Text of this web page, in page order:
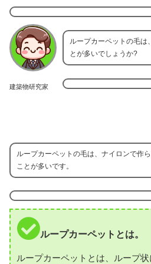
建築物研究家
ループカーペットの毛は
とが多いでしょうか?
ループカーペットの毛は、ナイロンで作
ことが多いです。
ループカーペットとは。
ループカーペットとは、ループ